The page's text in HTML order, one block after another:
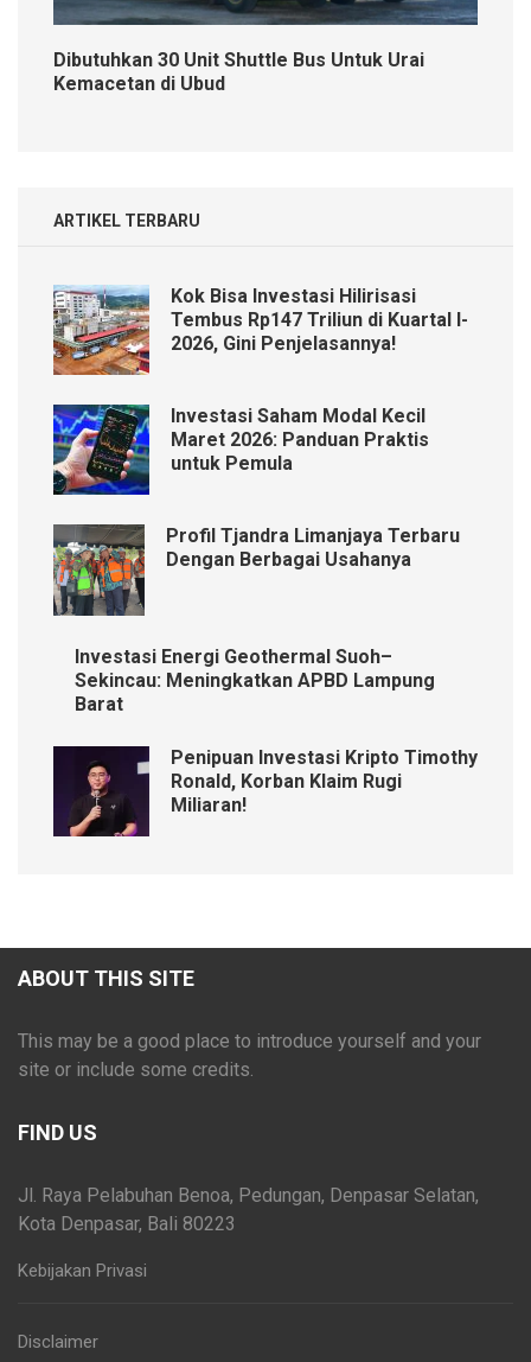
Dibutuhkan 30 Unit Shuttle Bus Untuk Urai
Kemacetan di Ubud
ARTIKEL TERBARU
Kok Bisa Investasi Hilirisasi
Tembus Rp147 Triliun di Kuartal I-
2026, Gini Penjelasannya!
Investasi Saham Modal Kecil
Maret 2026: Panduan Praktis
untuk Pemula
Profil Tjandra Limanjaya Terbaru
Dengan Berbagai Usahanya
Investasi Energi Geothermal Suoh–
Sekincau: Meningkatkan APBD Lampung
Barat
Penipuan Investasi Kripto Timothy
Ronald, Korban Klaim Rugi
Miliaran!
ABOUT THIS SITE
This may be a good place to introduce yourself and your
site or include some credits.
FIND US
Jl. Raya Pelabuhan Benoa, Pedungan, Denpasar Selatan,
Kota Denpasar, Bali 80223
Kebijakan Privasi
Disclaimer